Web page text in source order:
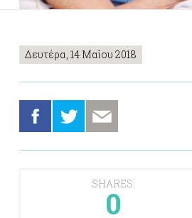
Δευτέρα, 14 Μαΐου 2018
SHARES:
0